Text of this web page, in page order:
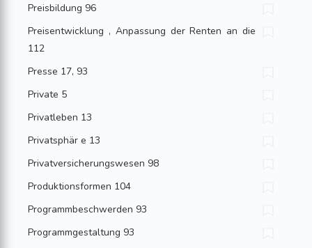
Preisbildung 96
Preisentwicklung , Anpassung der Renten an die
112
Presse 17, 93
Private 5
Privatleben 13
Privatsphär e 13
Privatversicherungswesen 98
Produktionsformen 104
Programmbeschwerden 93
Programmgestaltung 93